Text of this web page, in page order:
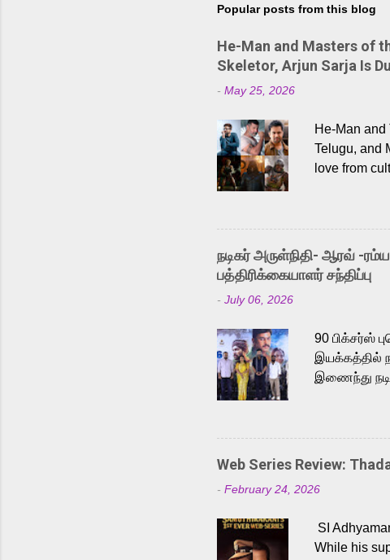
Popular posts from this blog
He-Man and Masters of
Skeletor, Arjun Sarja Is
- May 25, 2026
He-Man
Telugu, and
love from
Adding to
singer
like
Karthik is
a strong fit
நடிகர் அருள்நிதி- ஆரவ் -
பத்திரிக்கையாளர் சந்திப்பு
- July 06, 2026
90 பிக்சர்ஸ்
இயக்கத்தில்
இணைந்து
அருள்நிதி,
'பருத்திவீரன்'
இளையராஜா
இப்படத்தை
Web Series Review:
- February 24, 2026
SI
While his